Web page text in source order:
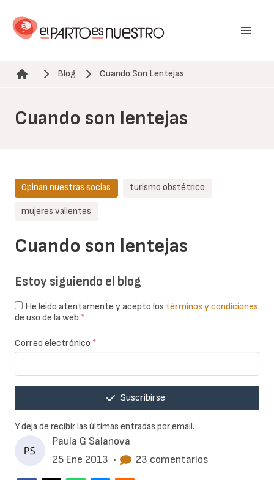
contenido
Ruta de navegación
Blog Cuando Son Lentejas
Cuando son lentejas
Paula G Salanova
25 Ene 2013 • 23 comentarios
Cuando son lentejas
Opinan nuestras socias turismo obstétrico
mujeres valientes
Estoy siguiendo el blog
He leído atentamente y acepto los términos y condiciones
de uso de la web *
Correo electrónico *
Suscribirse
Y deja de recibir las últimas entradas por email.